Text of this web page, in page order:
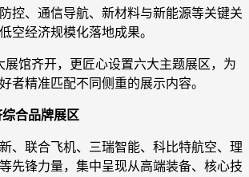
控、通信导航、新材料与新能源等关键关
空经济规模化落地成果。
展馆齐开，更匠心设置六大主题展区，为
者精准匹配不同侧重的展示内容。
合品牌展区
、联合飞机、三瑞智能、科比特航空、理
先锋力量，集中呈现从高端装备、核心技